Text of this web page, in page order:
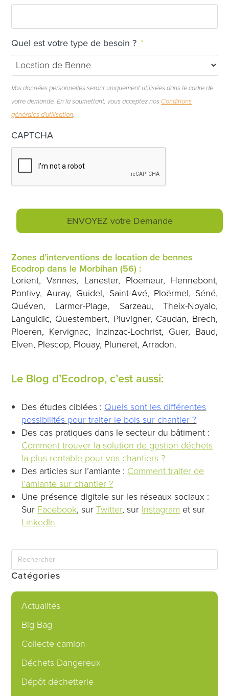
Quel est votre type de besoin ? *
Vos données personnelles seront uniquement utilisées dans le cadre de
votre demande. En la soumettant, vous acceptez nos Conditions
générales d'utilisation.
CAPTCHA
Zones d’interventions de location de bennes
Ecodrop dans le Morbihan (56) :
Lorient, Vannes, Lanester, Ploemeur, Hennebont,
Pontivy, Auray, Guidel, Saint-Avé, Ploërmel, Séné,
Quéven, Larmor-Plage, Sarzeau, Theix-Noyalo,
Languidic, Questembert, Pluvigner, Caudan, Brech,
Ploeren, Kervignac, Inzinzac-Lochrist, Guer, Baud,
Elven, Plescop, Plouay, Pluneret, Arradon.
Le Blog d’Ecodrop, c’est aussi:
Des études ciblées : Quels sont les différentes
possibilités pour traiter le bois sur chantier ?
Des cas pratiques dans le secteur du bâtiment :
Comment trouver la solution de gestion déchets
la plus rentable pour vos chantiers ?
Des articles sur l’amiante : Comment traiter de
l’amiante sur chantier?
Une présence digitale sur les réseaux sociaux :
Sur Facebook, surTwitter, sur Instagram et sur
LinkedIn
Catégories
Actualités
Big Bag
Collecte camion
Déchets Dangereux
Dépôt déchetterie